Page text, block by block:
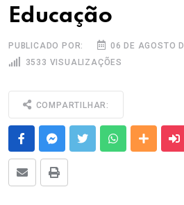
Educação
PUBLICADO POR:
06 DE AGOSTO
3533 VISUALIZAÇÕES
COMPARTILHAR:
FacebookMessenger
Twitter Whatsapp
E-mail